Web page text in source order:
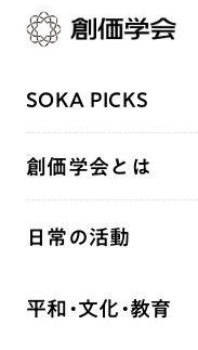
SOKA PICKS
創価学会とは
祈り
日常の活動
平和・文化・教育